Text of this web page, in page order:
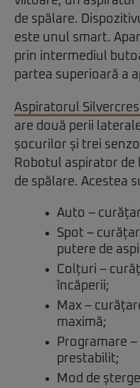
de spălare.
este unul smart.
prin intermediul
partea superioară a
Aspiratorul
are două perii
șocurilor și trei
Robotul aspirator de
de spălare. Acestea
Auto –
Spot –
putere de
Colțuri –
încăperii;
Max –
maximă;
Programare
prestabilit;
Mod de